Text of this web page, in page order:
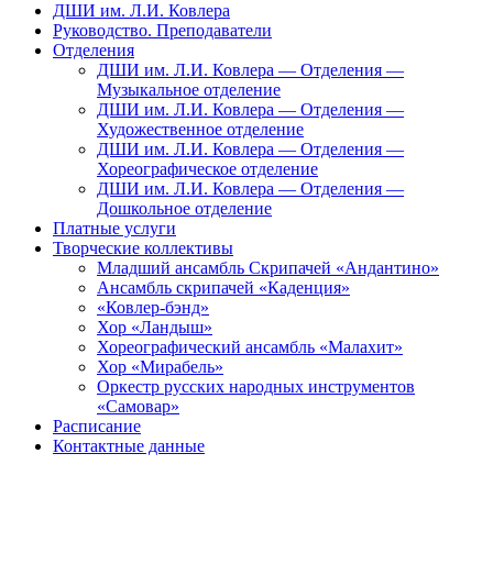
ДШИ им. Л.И. Ковлера
Руководство. Преподаватели
Отделения
ДШИ им. Л.И. Ковлера — Отделения —
Музыкальное отделение
ДШИ им. Л.И. Ковлера — Отделения —
Художественное отделение
ДШИ им. Л.И. Ковлера — Отделения —
Хореографическое отделение
ДШИ им. Л.И. Ковлера — Отделения —
Дошкольное отделение
Платные услуги
Творческие коллективы
Младший ансамбль Скрипачей «Андантино»
Ансамбль скрипачей «Каденция»
«Ковлер-бэнд»
Хор «Ландыш»
Хореографический ансамбль «Малахит»
Хор «Мирабель»
Оркестр русских народных инструментов
«Самовар»
Расписание
Контактные данные